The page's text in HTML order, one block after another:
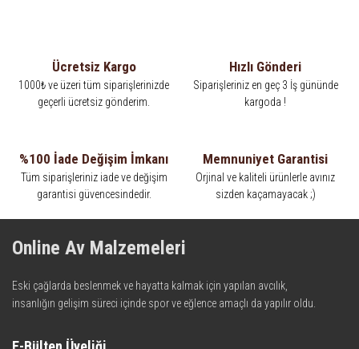
Ücretsiz Kargo
1000₺ ve üzeri tüm siparişlerinizde
geçerli ücretsiz gönderim.
Hızlı Gönderi
Siparişleriniz en geç 3 İş gününde
kargoda !
%100 İade Değişim İmkanı
Tüm siparişleriniz iade ve değişim
garantisi güvencesindedir.
Memnuniyet Garantisi
Orjinal ve kaliteli ürünlerle avınız
sizden kaçamayacak ;)
Online Av Malzemeleri
Eski çağlarda beslenmek ve hayatta kalmak için yapılan avcılık,
insanlığın gelişim süreci içinde spor ve eğlence amaçlı da yapılır oldu.
teknolojinin dokunuşuyla av malzemelerinde en iyisini meydana